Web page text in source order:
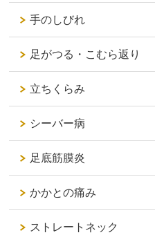
手のしびれ
足がつる・こむら返り
立ちくらみ
シーバー病
足底筋膜炎
かかとの痛み
ストレートネック